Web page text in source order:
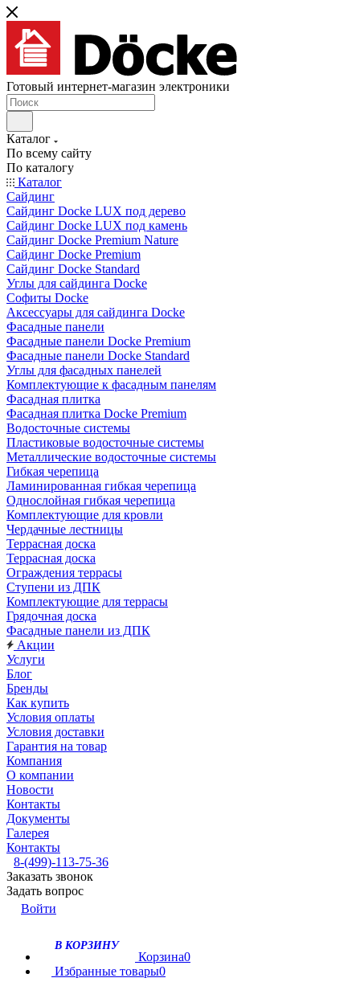
Готовый интернет-магазин электроники
Каталог
По всему сайту
По каталогу
Каталог
Сайдинг
Сайдинг Docke LUX под дерево
Сайдинг Docke LUX под камень
Сайдинг Docke Premium Nature
Сайдинг Docke Premium
Сайдинг Docke Standard
Углы для сайдинга Docke
Софиты Docke
Аксессуары для сайдинга Docke
Фасадные панели
Фасадные панели Docke Premium
Фасадные панели Docke Standard
Углы для фасадных панелей
Комплектующие к фасадным панелям
Фасадная плитка
Фасадная плитка Docke Premium
Водосточные системы
Пластиковые водосточные системы
Металлические водосточные системы
Гибкая черепица
Ламинированная гибкая черепица
Однослойная гибкая черепица
Комплектующие для кровли
Чердачные лестницы
Террасная доска
Террасная доска
Ограждения террасы
Ступени из ДПК
Комплектующие для террасы
Грядочная доска
Фасадные панели из ДПК
Акции
Услуги
Блог
Бренды
Как купить
Условия оплаты
Условия доставки
Гарантия на товар
Компания
О компании
Новости
Контакты
Документы
Галерея
Контакты
8-(499)-113-75-36
Заказать звонок
Задать вопрос
Войти
В КОРЗИНУ
Корзина0
Избранные товары0